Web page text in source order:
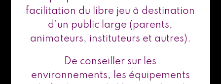
facilitation du libre jeu à destination
d’un public large (parents,
animateurs, instituteurs et autres).
De conseiller sur les
environnements, les équipements